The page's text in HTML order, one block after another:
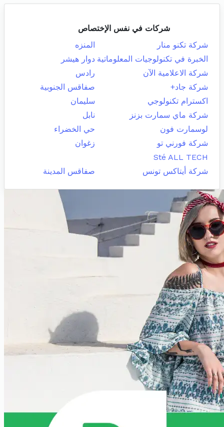
شركات في نفس الإختصاص
شركة تكنو منار
المنزه
الخبرة في تكنولوجيات المعلوماتية دوار هيشر
شركة الاعلامية الآن
رادس
شركة جاد+
صفاقس الجنوبية
اكسترام تكنولوجي
سليمان
شركة ماي سمارت بزنز
نابل
لوسمارت فون
حي الخضراء
شركة فورني تو
زغوان
Sté ALL TECH
شركة أيتاكس تونس
صفاقس المدينة